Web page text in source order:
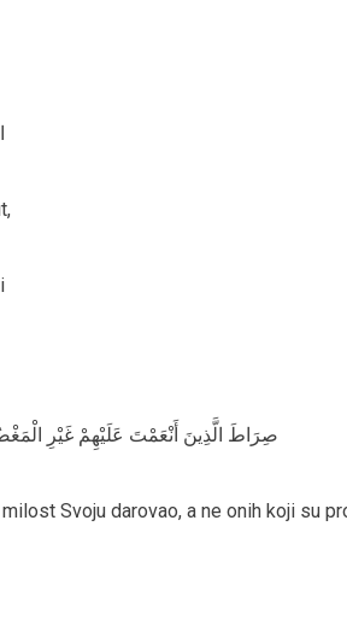
صِرَاطَ الَّذِينَ أَنْعَمْتَ عَلَيْهِمْ غَيْرِ
Svoju darovao, a ne onih koji su